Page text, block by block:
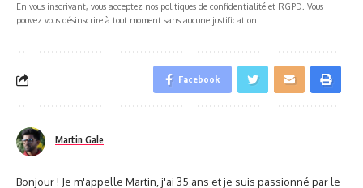
En vous inscrivant, vous acceptez nos politiques de confidentialité et RGPD. Vous
pouvez vous désinscrire à tout moment sans aucune justification.
Facebook
Martin Gale
Bonjour ! Je m'appelle Martin, j'ai 35 ans et je suis passionné par le